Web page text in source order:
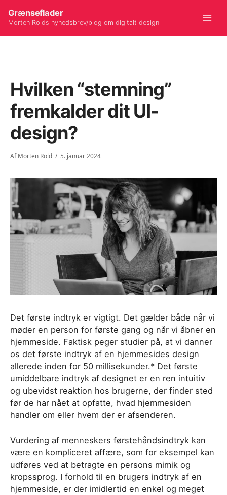
Grænseflader
Morten Rolds nyhedsbrev/blog om digitalt design
Hvilken “stemning”
fremkalder dit UI-
design?
AfMorten Rold /5. januar 2024
Det første indtryk er vigtigt. Det gælder både når vi
møder en person for første gang og når vi åbner en
hjemmeside. Faktisk peger studier på, at vi danner
os det første indtryk af en hjemmesides design
allerede inden for 50 millisekunder.* Det første
umiddelbare indtryk af designet er en ren intuitiv
og ubevidst reaktion hos brugerne, der finder sted
før de har nået at opfatte, hvad hjemmesiden
handler om eller hvem der er afsenderen.
Vurdering af menneskers førstehåndsindtryk kan
være en kompliceret affære, som for eksempel kan
udføres ved at betragte en persons mimik og
kropssprog. I forhold til en brugers indtryk af en
hjemmeside, er der imidlertid en enkel og meget